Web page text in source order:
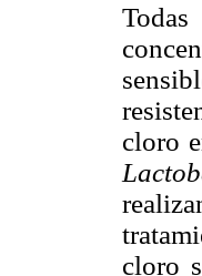
cloro
cloro